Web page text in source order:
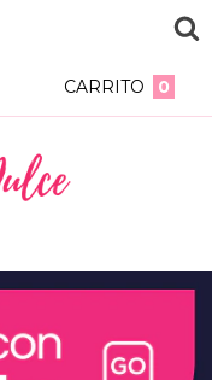
CARRITO 0